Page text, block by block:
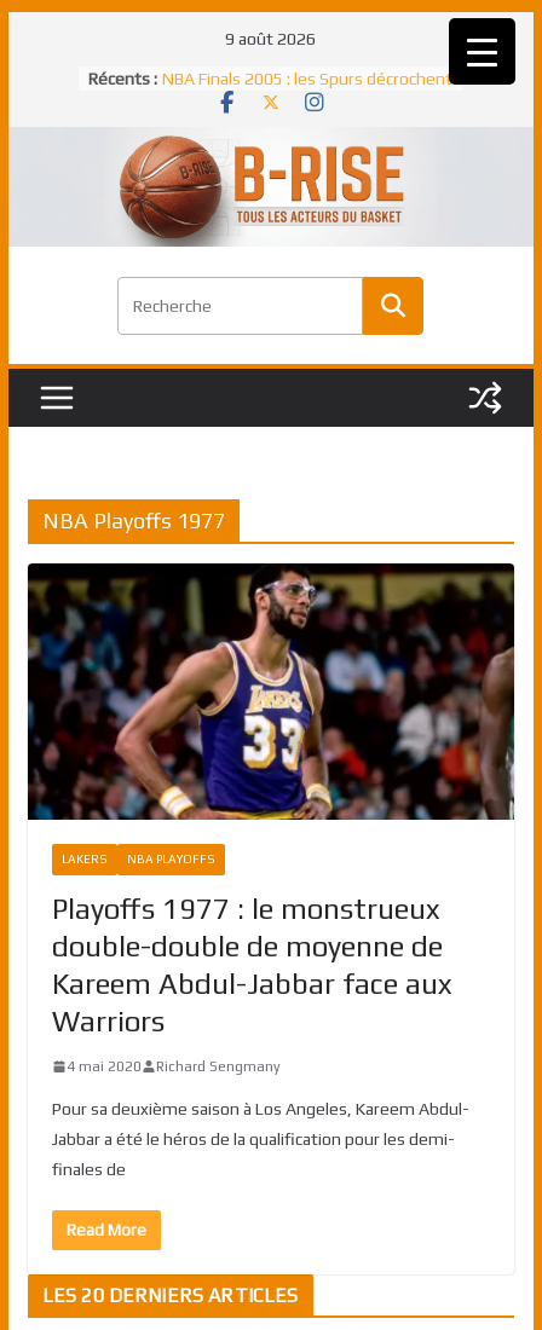
9 août 2026
Récents : NBA Finals 2005 : les Spurs décrochent
un troisième titre NBA, la rude bataille
NBA Finals 2021 : les Bucks et Giannis
Antetokounmpo triomphent, le Greek
Freek élu MVP
Shai Gilgeous-Alexander : son premier
match à plus de 40 points en NBA, le
Pau Gasol dans l’histoire en 2002 :
premier européen sacré Rookie de
Rudy Gobert, deuxième Français élu
NBA Playoffs 1977
LAKERS NBA PLAYOFFS
Playoffs 1977 : le monstrueux
double-double de moyenne de
Kareem Abdul-Jabbar face aux
Warriors
4 mai 2020 Richard Sengmany
Pour sa deuxième saison à Los Angeles, Kareem Abdul-
Jabbar a été le héros de la qualification pour les demi-
finales de
Read More
LES 20 DERNIERS ARTICLES